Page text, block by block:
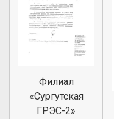
Филиал
«Сургутская
ГРЭС-2»